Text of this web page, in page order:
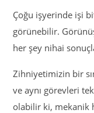
Çoğu işyerinde işi
görünebilir.
her şey nihai
Zihniyetimizin bir
ve aynı görevleri
olabilir ki, mekanik